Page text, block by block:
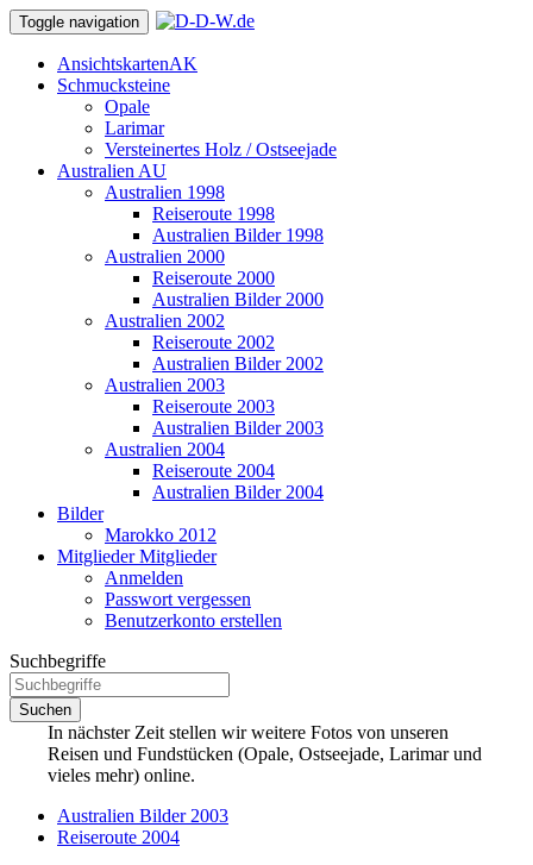
Toggle navigation
AnsichtskartenAK
Schmucksteine
Opale
Larimar
Versteinertes Holz / Ostseejade
Australien AU
Australien 1998
Reiseroute 1998
Australien Bilder 1998
Australien 2000
Reiseroute 2000
Australien Bilder 2000
Australien 2002
Reiseroute 2002
Australien Bilder 2002
Australien 2003
Reiseroute 2003
Australien Bilder 2003
Australien 2004
Reiseroute 2004
Australien Bilder 2004
Bilder
Marokko 2012
MitgliederMitglieder
Anmelden
Passwort vergessen
Benutzerkonto erstellen
Suchbegriffe
Suchen
In nächster Zeit stellen wir weitere Fotos von unseren
Reisen und Fundstücken (Opale, Ostseejade, Larimar und
vieles mehr) online.
Australien Bilder 2003
Reiseroute 2004